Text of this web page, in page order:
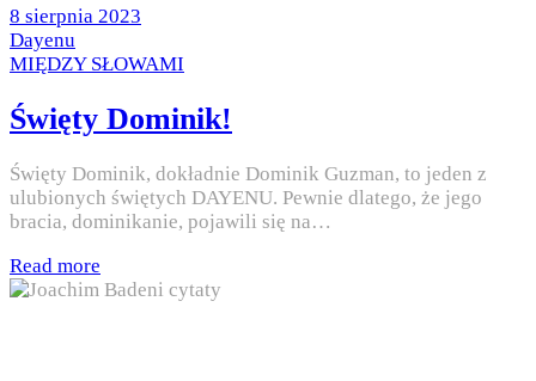
Posted
on
8 sierpnia 2023
by
Dayenu
Posted
MIĘDZY SŁOWAMI
Święty Dominik!
Święty Dominik, dokładnie Dominik Guzman, to jeden z
ulubionych świętych DAYENU. Pewnie dlatego, że jego
bracia, dominikanie, pojawili się na…
Read more